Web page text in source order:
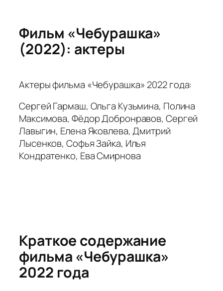
Фильм «Чебурашка»
(2022): актеры
Актеры фильма «Чебурашка» 2022 года:
Сергей Гармаш, Ольга Кузьмина, Полина
Максимова, Фёдор Добронравов, Сергей
Лавыгин, Елена Яковлева, Дмитрий
Лысенков, Софья Зайка, Илья
Кондратенко, Ева Смирнова
Краткое содержание
фильма «Чебурашка»
2022 года